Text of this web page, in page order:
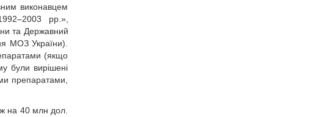
виконавцем
рр.»,
та Державний
МОЗ України).
(якщо
були вирішені
препаратами,
на 40 млн дол.